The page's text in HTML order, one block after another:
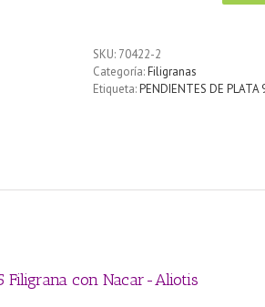
Filigrana
con
Nacar-
SKU: 70422-2
Categoría:Filigranas
Etiqueta:PENDIENTES DE PLATA
Filigrana con Nacar-Aliotis